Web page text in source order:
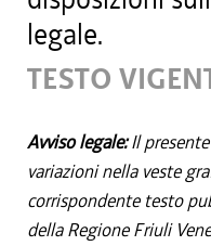
legale.
TESTO
Avviso legale:Il
variazioni nella veste
corrispondente testo
della Regione Friuli